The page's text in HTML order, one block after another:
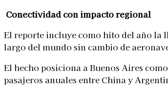
Conectividad con impacto regional
El reporte incluye como hito del año la
largo del mundo sin cambio de
El hecho posiciona a Buenos Aires
pasajeros anuales entre China y